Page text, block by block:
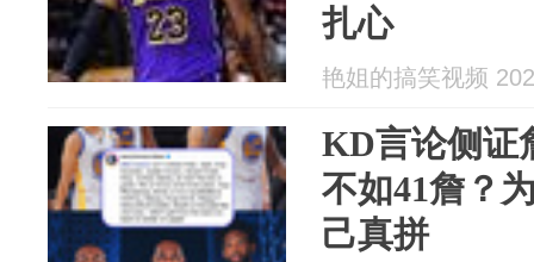
扎心
艳姐的搞笑视频
KD言论侧证
不如41詹？
己真拼